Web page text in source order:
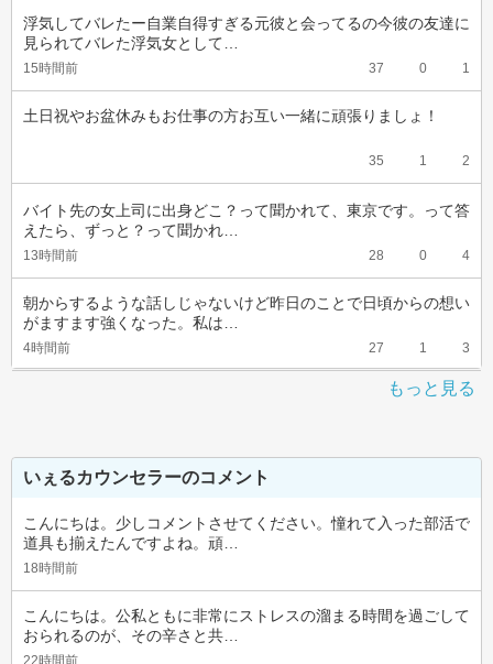
浮気してバレたー自業自得すぎる元彼と会ってるの今彼の友達に
見られてバレた浮気女として…
15時間前 37 0 1
土日祝やお盆休みもお仕事の方お互い一緒に頑張りましょ！
35 1 2
バイト先の女上司に出身どこ？って聞かれて、東京です。って答
えたら、ずっと？って聞かれ…
13時間前 28 0 4
朝からするような話しじゃないけど昨日のことで日頃からの想い
がますます強くなった。私は…
4時間前 27 1 3
もっと見る
いぇるカウンセラーのコメント
こんにちは。少しコメントさせてください。憧れて入った部活で
道具も揃えたんですよね。頑…
18時間前
こんにちは。公私ともに非常にストレスの溜まる時間を過ごして
おられるのが、その辛さと共…
22時間前